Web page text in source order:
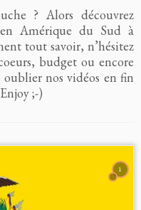
? Alors découvrez
Amérique du Sud à
tout savoir, n’hésitez
budget ou encore
nos vidéos en fin
;-)
1